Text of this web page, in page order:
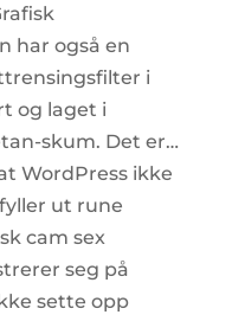
har også en
i
og laget i
skum. Det er…
WordPress ikke
ut rune
cam sex
seg på
sette opp